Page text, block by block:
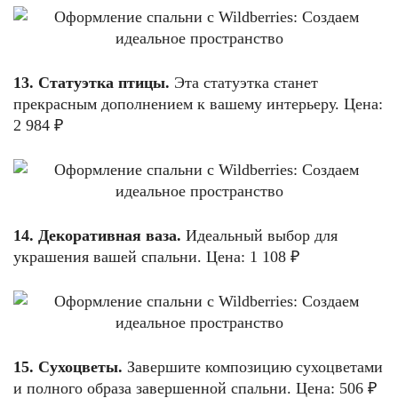
13. Статуэтка птицы. Эта статуэтка станет
прекрасным дополнением к вашему интерьеру. Цена:
2 984 ₽
14. Декоративная ваза. Идеальный выбор для
украшения вашей спальни. Цена: 1 108 ₽
15. Сухоцветы. Завершите композицию сухоцветами
и полного образа завершенной спальни. Цена: 506 ₽